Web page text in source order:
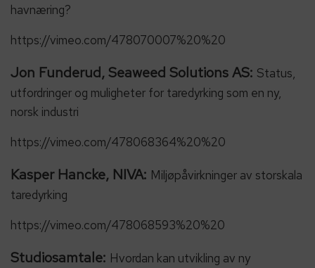
havnæring?
https://vimeo.com/478070007%20%20
Jon Funderud, Seaweed Solutions AS: Status,
utfordringer og muligheter for taredyrking som en ny,
norsk industri
https://vimeo.com/478068364%20%20
Kasper Hancke, NIVA: Miljøpåvirkninger av storskala
taredyrking
https://vimeo.com/478068593%20%20
Studiosamtale: Hvordan kan utvikling av ny